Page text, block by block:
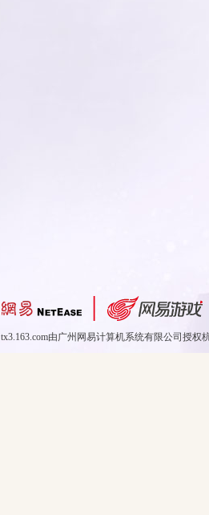
tx3.163.com由广州网易计算机系统有限公司授权